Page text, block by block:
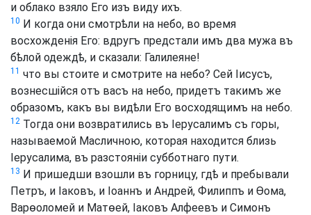
и облако взяло Его изъ виду ихъ.
10 И когда они смотрѣли на небо, во время
восхожденія Его: вдругъ предстали имъ два мужа въ
бѣлой одеждѣ, и сказали: Галилеяне!
11 что вы стоите и смотрите на небо? Сей Іисусъ,
вознесшійся отъ васъ на небо, придетъ такимъ же
образомъ, какъ вы видѣли Его восходящимъ на небо.
12 Тогда они возвратились въ Іерусалимъ съ горы,
называемой Масличною, которая находится близь
Іерусалима, въ разстояніи субботнаго пути.
13 И пришедши взошли въ горницу, гдѣ и пребывали
Петръ, и Іаковъ, и Іоаннъ и Андрей, Филиппъ и Ѳома,
Варѳоломей и Матѳей, Іаковъ Алфеевъ и Симонъ